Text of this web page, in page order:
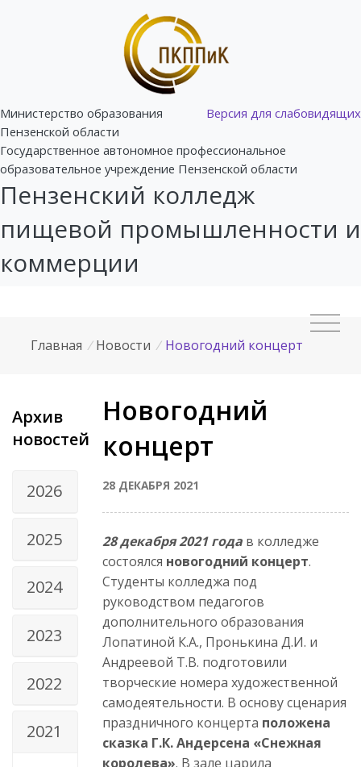
Версия для слабовидящих
Министерство образования
Пензенской области
Государственное автономное профессиональное
образовательное учреждение Пензенской области
Пензенский колледж
пищевой промышленности и
коммерции
Главная / Новости / Новогодний концерт
Архив
новостей
2026
2025
2024
2023
2022
2021
Новогодний
концерт
28 ДЕКАБРЯ 2021
28 декабря 2021 года в колледже
состоялся новогодний концерт.
Студенты колледжа под
руководством педагогов
дополнительного образования
Лопатиной К.А., Пронькина Д.И. и
Андреевой Т.В. подготовили
творческие номера художественной
самодеятельности. В основу сценария
праздничного концерта положена
сказка Г.К. Андерсена «Снежная
королева». В зале царила